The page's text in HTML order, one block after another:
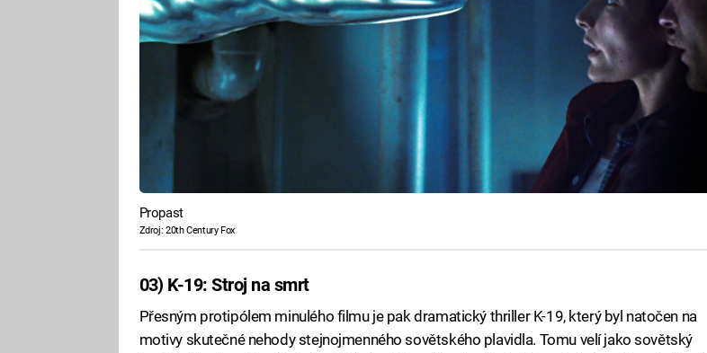
Propast
Zdroj: 20th Century Fox
03) K-19: Stroj na smrt
Přesným protipólem minulého filmu je pak dramatický thriller K-19, který byl natočen na
motivy skutečné nehody stejnojmenného sovětského plavidla. Tomu velí jako sovětský